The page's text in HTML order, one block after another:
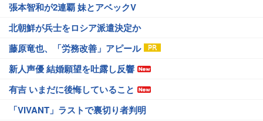
張本智和が2連覇 妹とアベックV
北朝鮮が兵士をロシア派遣決定か
藤原竜也、「労務改善」アピール
新人声優 結婚願望を吐露し反響
有吉 いまだに後悔していること
「VIVANT」ラストで裏切り者判明